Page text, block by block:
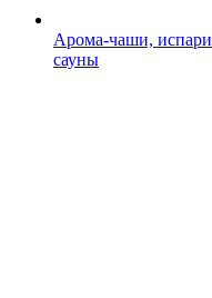
Арома-чаши,
сауны